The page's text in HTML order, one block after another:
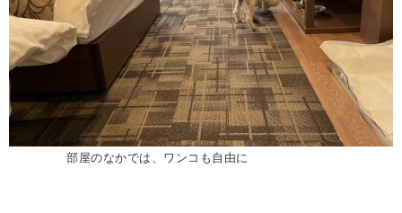
部屋のなかでは、ワンコも自由に